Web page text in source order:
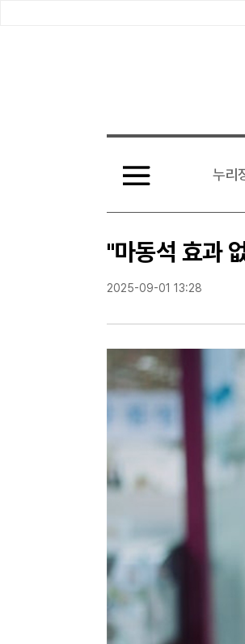
체
기
보
누리
"마동석 효과
2025-09-01 13:28